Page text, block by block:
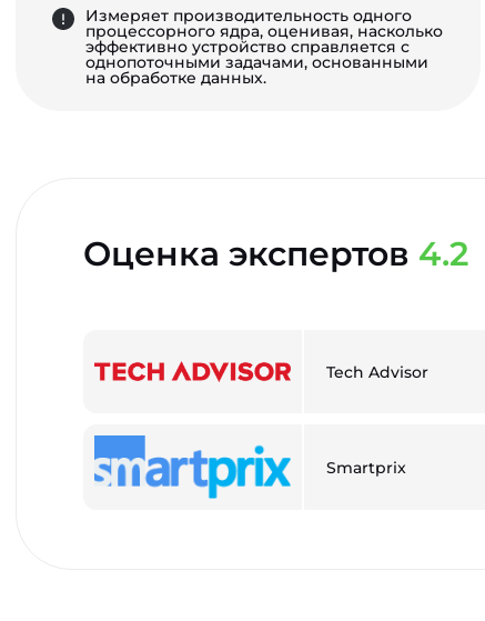
Измеряет производительность одного
процессорного ядра, оценивая, насколько
эффективно устройство справляется с
однопоточными задачами, основанными
на обработке данных.
Оценка экспертов 4.2
Tech Advisor
Smartprix